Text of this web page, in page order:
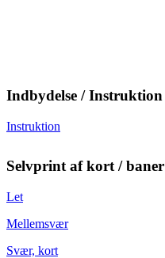
Indbydelse / Instruktion
Instruktion
Selvprint af kort / baner
Let
Mellemsvær
Svær, kort